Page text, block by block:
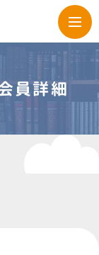
員詳細